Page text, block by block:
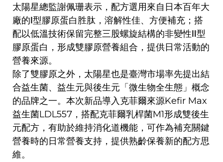
太陽星總監謝佩珊表示，配方選用來自日本百年大
廠的Ⅰ型膠原蛋白胜肽，溶解性佳、方便補充；搭
配以低溫技術保留完整三股螺旋結構的非變性Ⅱ型
膠原蛋白，形成雙膠原營養組合，提供日常活動的
營養來源。
除了雙膠原之外，太陽星也是臺灣市場率先提出結
合益生菌、益生元與後生元「微生物全生態」概念
的品牌之一。本次新品導入克菲爾來源Kefir Max
益生菌LDL557，搭配克菲爾乳桿菌M1形成雙後生
元配方，有助於維持消化道機能，可作為補充關鍵
營養時的日常營養支持，提供熟齡保養新的配方思
維。